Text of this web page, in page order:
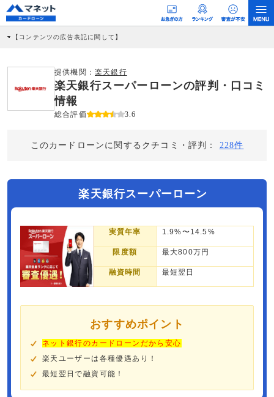
【コンテンツの広告表記に関して】
社に対して企業から紹介報酬が支払われるという収益モデルです。 ただし、特定の
商品を根拠なくPRするものではなく、当編集部の調査／ユーザーへの口コミ収集な
どに基づき、公平性を担保した情報提供を行っています。
提供機関： 楽天銀行
楽天銀行スーパーローンの評判・口コミ
情報
総合評価 3.6
このカードローンに関するクチコミ・評判： 228件
楽天銀行スーパーローン
実質年率 1.9%〜14.5%
限度額 最大800万円
融資時間 最短翌日
おすすめポイント
ネット銀行のカードローンだから安心
楽天ユーザーは各種優遇あり！
最短翌日で融資可能！